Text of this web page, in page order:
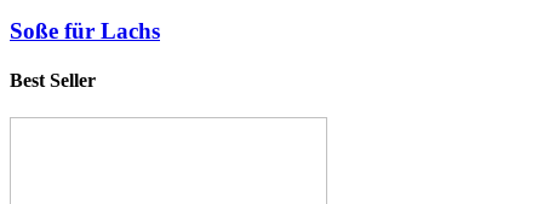
Soße für Lachs
Best Seller